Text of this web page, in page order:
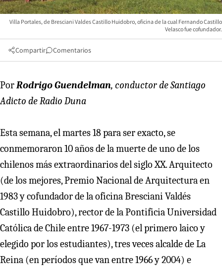
Villa Portales, de Bresciani Valdes Castillo Huidobro, oficina de la cual Fernando Castillo
Velasco fue cofundador.
Compartir Comentarios
PorRodrigo Guendelman, conductor de Santiago
Adicto de Radio Duna
Esta semana, el martes 18 para ser exacto, se
conmemoraron 10 años de la muerte de uno de los
chilenos más extraordinarios del siglo XX. Arquitecto
(de los mejores, Premio Nacional de Arquitectura en
1983 y cofundador de la oficina Bresciani Valdés
Castillo Huidobro), rector de la Pontificia Universidad
Católica de Chile entre 1967-1973 (el primero laico y
elegido por los estudiantes), tres veces alcalde de La
Reina (en períodos que van entre 1966 y 2004) e